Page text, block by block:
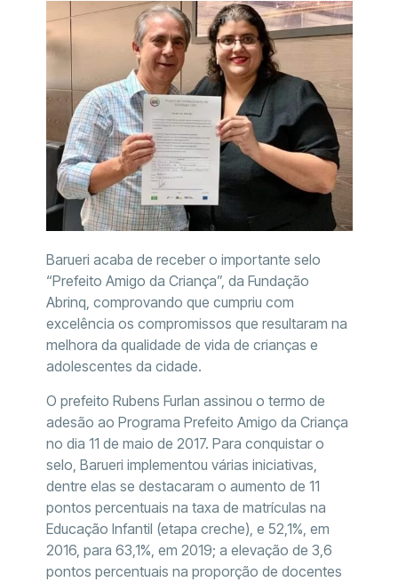
Barueri acaba de receber o importante selo
“Prefeito Amigo da Criança”, da Fundação
Abrinq, comprovando que cumpriu com
excelência os compromissos que resultaram na
melhora da qualidade de vida de crianças e
adolescentes da cidade.
O prefeito Rubens Furlan assinou o termo de
adesão ao Programa Prefeito Amigo da Criança
no dia 11 de maio de 2017. Para conquistar o
selo, Barueri implementou várias iniciativas,
dentre elas se destacaram o aumento de 11
pontos percentuais na taxa de matrículas na
Educação Infantil (etapa creche), e 52,1%, em
2016, para 63,1%, em 2019; a elevação de 3,6
pontos percentuais na proporção de docentes